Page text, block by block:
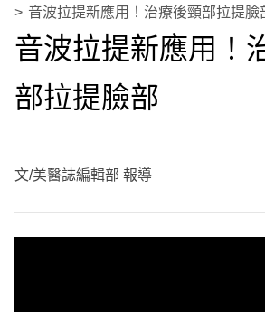
音波拉提新應用！治療後頸部拉提臉
音波拉提新應用！
部拉提臉部
文/美醫誌編輯部 報導